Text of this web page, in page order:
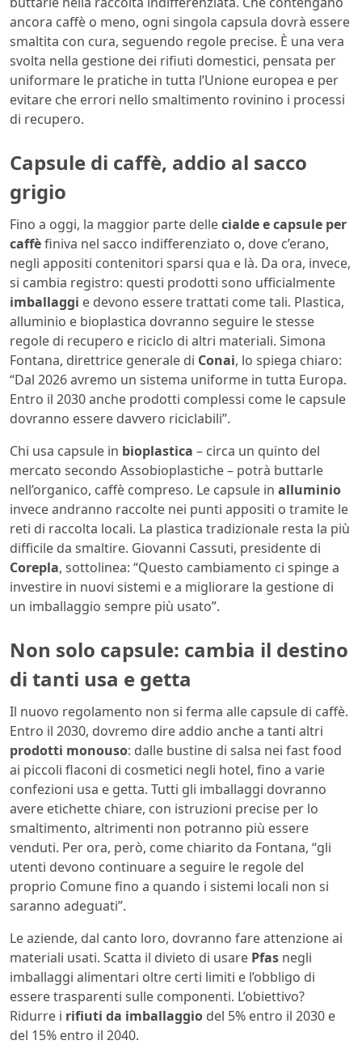
ancora caffè o meno, ogni singola capsula dovrà essere
smaltita con cura, seguendo regole precise. È una vera
svolta nella gestione dei rifiuti domestici, pensata per
uniformare le pratiche in tutta l’Unione europea e per
evitare che errori nello smaltimento rovinino i processi
di recupero.
Capsule di caffè, addio al sacco
grigio
Fino a oggi, la maggior parte dellecialde e capsule per
caffèfiniva nel sacco indifferenziato o, dove c’erano,
negli appositi contenitori sparsi qua e là. Da ora, invece,
si cambia registro: questi prodotti sono ufficialmente
imballaggi e devono essere trattati come tali. Plastica,
alluminio e bioplastica dovranno seguire le stesse
regole di recupero e riciclo di altri materiali. Simona
Fontana, direttrice generale di Conai, lo spiega chiaro:
“Dal 2026 avremo un sistema uniforme in tutta Europa.
Entro il 2030 anche prodotti complessi come le capsule
dovranno essere davvero riciclabili”.
Chi usa capsule in bioplastica – circa un quinto del
mercato secondo Assobioplastiche – potrà buttarle
nell’organico, caffè compreso. Le capsule in alluminio
invece andranno raccolte nei punti appositi o tramite le
reti di raccolta locali. La plastica tradizionale resta la più
difficile da smaltire. Giovanni Cassuti, presidente di
Corepla, sottolinea: “Questo cambiamento ci spinge a
investire in nuovi sistemi e a migliorare la gestione di
un imballaggio sempre più usato”.
Non solo capsule: cambia il destino
di tanti usa e getta
Il nuovo regolamento non si ferma alle capsule di caffè.
Entro il 2030, dovremo dire addio anche a tanti altri
prodotti monouso: dalle bustine di salsa nei fast food
ai piccoli flaconi di cosmetici negli hotel, fino a varie
confezioni usa e getta. Tutti gli imballaggi dovranno
avere etichette chiare, con istruzioni precise per lo
smaltimento, altrimenti non potranno più essere
venduti. Per ora, però, come chiarito da Fontana, “gli
utenti devono continuare a seguire le regole del
proprio Comune fino a quando i sistemi locali non si
saranno adeguati”.
Le aziende, dal canto loro, dovranno fare attenzione ai
materiali usati. Scatta il divieto di usare Pfas negli
imballaggi alimentari oltre certi limiti e l’obbligo di
essere trasparenti sulle componenti. L’obiettivo?
Ridurre i rifiuti da imballaggio del 5% entro il 2030 e
del 15% entro il 2040.